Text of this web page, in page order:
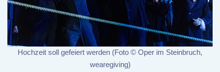
Hochzeit soll gefeiert werden (Foto © Oper im Steinbruch,
wearegiving)